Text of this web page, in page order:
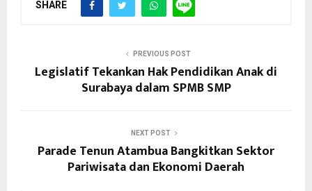
SHARE
PREVIOUS POST
Legislatif Tekankan Hak Pendidikan Anak di
Surabaya dalam SPMB SMP
NEXT POST
Parade Tenun Atambua Bangkitkan Sektor
Pariwisata dan Ekonomi Daerah